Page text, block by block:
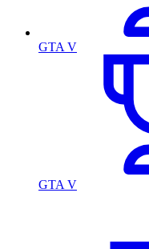
GTA V
GTA V